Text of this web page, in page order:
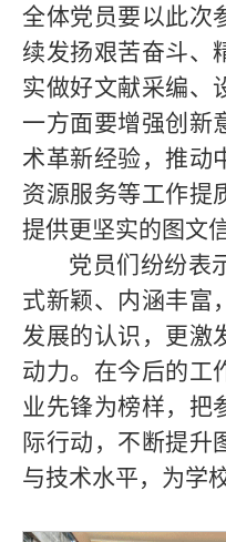
全体党员要以此次
续发扬艰苦奋斗、
实做好文献采编、
一方面要增强创新
术革新经验，推动
资源服务等工作提
提供更坚实的图文
党员们纷纷表
式新颖、内涵丰富
发展的认识，更激
动力。在今后的工
业先锋为榜样，把
际行动，不断提升
与技术水平，为学